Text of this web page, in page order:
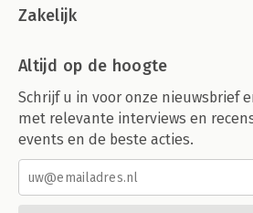
Zakelijk
Altijd op de hoogte
Schrijf u in voor onze nieuwsbrief
met relevante interviews en
events en de beste acties.